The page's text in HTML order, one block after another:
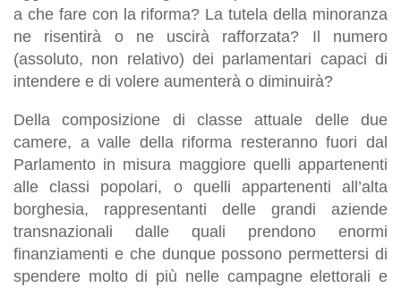
a che fare con la riforma? La tutela della minoranza
ne risentirà o ne uscirà rafforzata? Il numero
(assoluto, non relativo) dei parlamentari capaci di
intendere e di volere aumenterà o diminuirà?
Della composizione di classe attuale delle due
camere, a valle della riforma resteranno fuori dal
Parlamento in misura maggiore quelli appartenenti
alle classi popolari, o quelli appartenenti all’alta
borghesia, rappresentanti delle grandi aziende
transnazionali dalle quali prendono enormi
finanziamenti e che dunque possono permettersi di
spendere molto di più nelle campagne elettorali e